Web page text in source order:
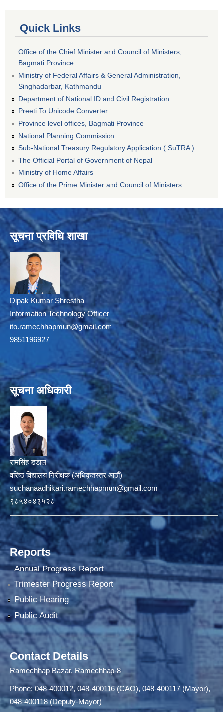
Quick Links
Office of the Chief Minister and Council of Ministers,
Bagmati Province
Ministry of Federal Affairs & General Administration,
Singhadarbar, Kathmandu
Department of National ID and Civil Registration
Preeti To Unicode Converter
Province level offices, Bagmati Province
National Planning Commission
Sub-National Treasury Regulatory Application ( SuTRA )
The Official Portal of Government of Nepal
Ministry of Home Affairs
Office of the Prime Minister and Council of Ministers
सूचना प्रविधि शाखा
Dipak Kumar Shrestha
Information Technology Officer
ito.ramechhapmun@gmail.com
9851196927
सूचना अधिकारी
रामसिंह डडाल
वरिष्ठ विद्यालय निरीक्षक (अधिकृतस्तर आठौं)
suchanaadhikari.ramechhapmun@gmail.com
९८५४०४३५२८
Reports
Annual Progress Report
Trimester Progress Report
Public Hearing
Public Audit
Contact Details
Ramechhap Bazar, Ramechhap-8
Phone: 048-400012, 048-400116 (CAO), 048-400117 (Mayor),
048-400118 (Deputy-Mayor)